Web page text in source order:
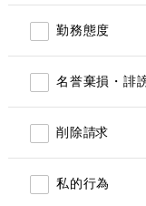
勤務態度
名誉棄損・誹
削除請求
私的行為